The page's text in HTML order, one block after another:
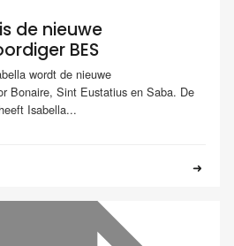
de nieuwe
BES
wordt de nieuwe
Bonaire, Sint Eustatius en Saba. De
Isabella...